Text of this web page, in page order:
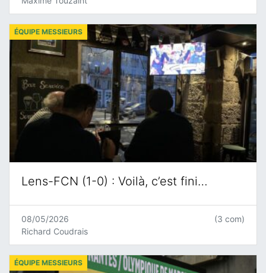
Lens-FCN (1-0) : Voilà, c’est fini…
ÉQUIPE MESSIEURS
08/05/2026
Richard Coudrais
(3 com)
ÉQUIPE MESSIEURS